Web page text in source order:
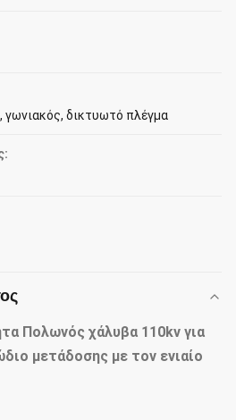
γωνιακός, δικτυωτό πλέγμα
Πολωνός χάλυβα 110kv για
μετάδοσης με τον ενιαίο